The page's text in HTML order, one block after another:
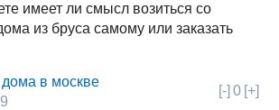
имеет ли смысл возиться со
из бруса самому или заказать
[-] 0 [+]
дома в москве